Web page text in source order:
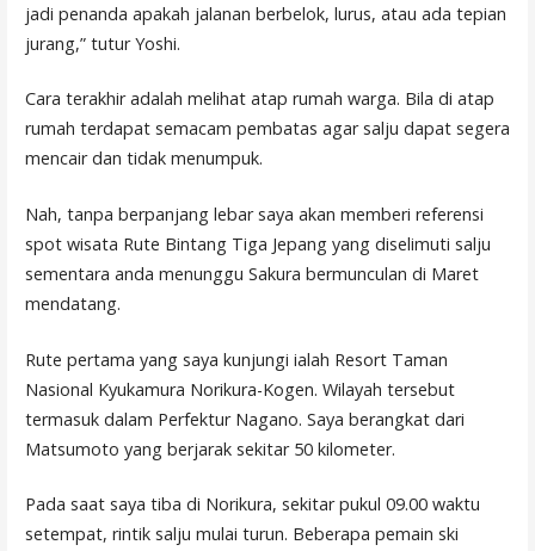
jadi penanda apakah jalanan berbelok, lurus, atau ada tepian
jurang,” tutur Yoshi.
Cara terakhir adalah melihat atap rumah warga. Bila di atap
rumah terdapat semacam pembatas agar salju dapat segera
mencair dan tidak menumpuk.
Nah, tanpa berpanjang lebar saya akan memberi referensi
spot wisata Rute Bintang Tiga Jepang yang diselimuti salju
sementara anda menunggu Sakura bermunculan di Maret
mendatang.
Rute pertama yang saya kunjungi ialah Resort Taman
Nasional Kyukamura Norikura-Kogen. Wilayah tersebut
termasuk dalam Perfektur Nagano. Saya berangkat dari
Matsumoto yang berjarak sekitar 50 kilometer.
Pada saat saya tiba di Norikura, sekitar pukul 09.00 waktu
setempat, rintik salju mulai turun. Beberapa pemain ski